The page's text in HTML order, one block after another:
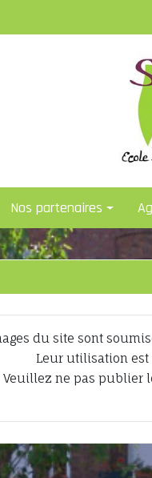
Nos partenaires
du site sont
Leur utilisation
Veuillez ne pas publier